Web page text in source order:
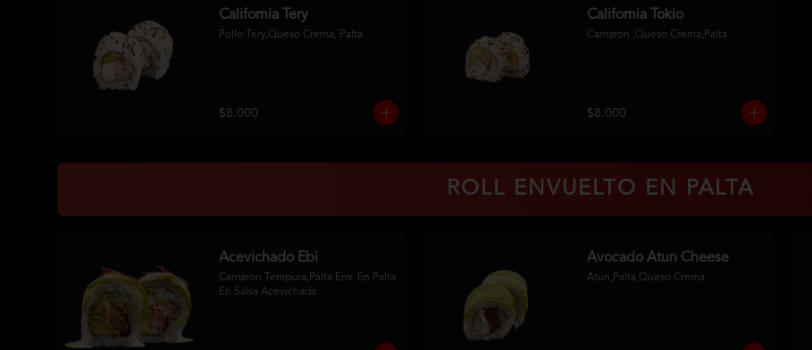
California Tery
Pollo Tery,Queso Crema, Palta
$8.000
California Tokio
Camaron ,Queso Crema,Palta
$8.000
ROLL ENVUELTO EN PALTA
Acevichado Ebi
Camaron Tempura,Palta Env. En Palta
En Salsa Acevichada
Avocado Atun Cheese
Atun,Palta,Queso Crema